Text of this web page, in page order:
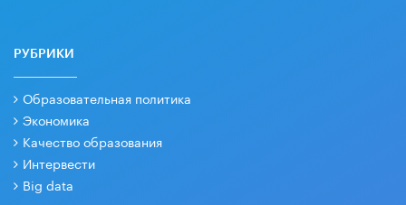
РУБРИКИ
Образовательная политика
Экономика
Качество образования
Интервести
Big data